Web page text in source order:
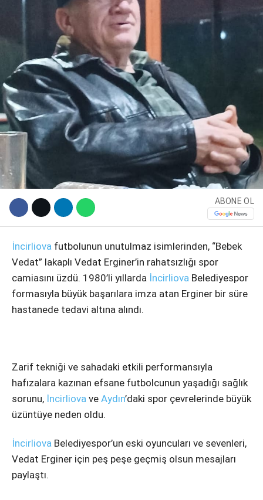
WhatsApp İhbar Hattı
Facebook
Instagram
Youtube
ABONE OL
İncirliova futbolunun unutulmaz isimlerinden, “Bebek
Vedat” lakaplı Vedat Erginer’in rahatsızlığı spor
camiasını üzdü. 1980’li yıllarda İncirliova Belediyespor
formasıyla büyük başarılara imza atan Erginer bir süre
hastanede tedavi altına alındı.
Zarif tekniği ve sahadaki etkili performansıyla
hafızalara kazınan efsane futbolcunun yaşadığı sağlık
sorunu, İncirliova ve Aydın’daki spor çevrelerinde büyük
üzüntüye neden oldu.
İncirliova Belediyespor’un eski oyuncuları ve sevenleri,
Vedat Erginer için peş peşe geçmiş olsun mesajları
paylaştı.